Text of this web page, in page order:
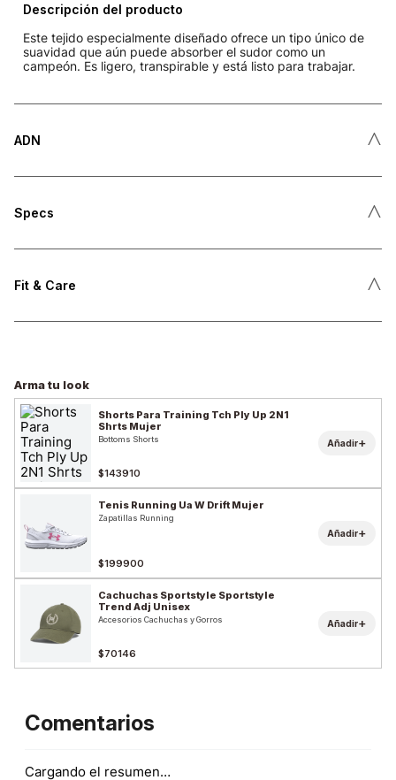
Descripción del producto
Este tejido especialmente diseñado ofrece un tipo único de
suavidad que aún puede absorber el sudor como un
campeón. Es ligero, transpirable y está listo para trabajar.
ADN ˄
Specs ˄
Fit & Care ˄
Arma tu look
Shorts Para Training Tch Ply Up 2N1
Shrts Mujer
Bottoms Shorts
$143910
Añadir+
Tenis Running Ua W Drift Mujer
Zapatillas Running
$199900
Añadir+
Cachuchas Sportstyle Sportstyle
Trend Adj Unisex
Accesorios Cachuchas y Gorros
$70146
Añadir+
Comentarios
Cargando el resumen…